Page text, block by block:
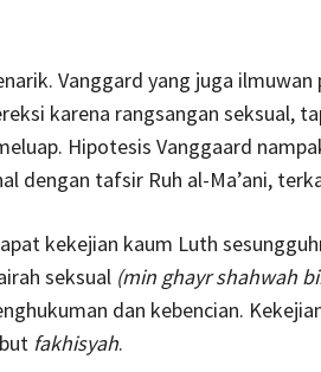
Vanggard yang juga
karena rangsangan seksual,
Hipotesis Vanggaard
dengan tafsir Ruh al-Ma’ani,
kekejian kaum Luth
seksual (min ghayr shahwah
dan kebencian.
fakhisyah.